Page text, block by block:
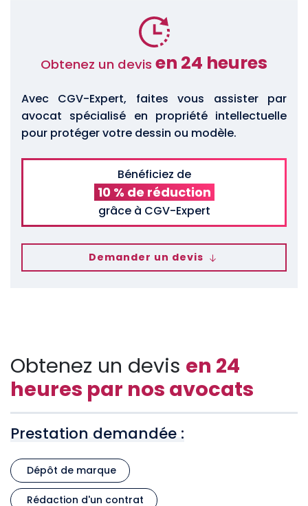
Obtenez un devis en 24 heures
Avec CGV-Expert, faites vous assister par
avocat spécialisé en propriété intellectuelle
pour protéger votre dessin ou modèle.
Bénéficiez de
10 % de réduction
grâce à CGV-Expert
Demander un devis
Obtenez un devis en 24
heures par nos avocats
Prestation demandée :
Dépôt de marque
Rédaction d'un contrat